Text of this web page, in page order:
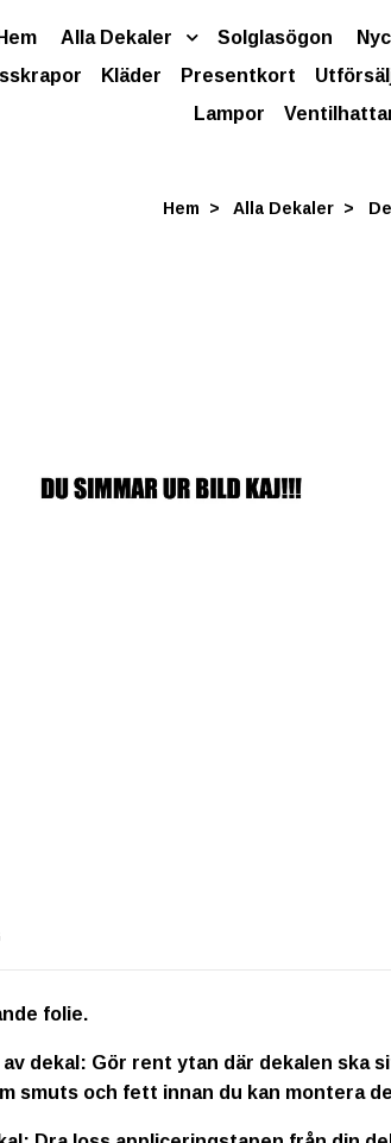
Hem Alla Dekaler Solglasögon
Isskrapor
Kläder Presentkort
Lampor
Hem Alla Dekaler
folie.
av dekal: Gör rent ytan där dekalen ska
smuts och fett innan du kan montera